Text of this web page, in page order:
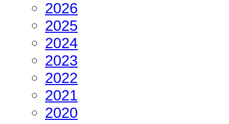
2026
2025
2024
2023
2022
2021
2020